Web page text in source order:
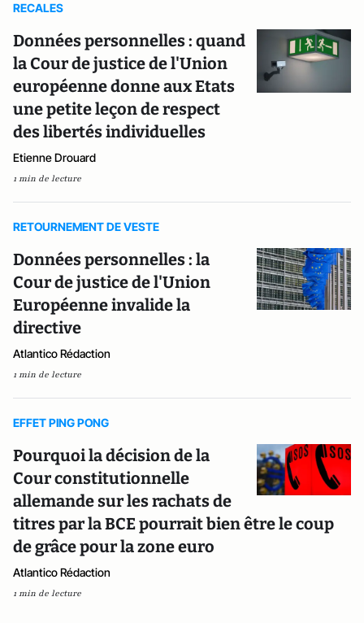
RECALES
Données personnelles : quand
la Cour de justice de l'Union
européenne donne aux Etats
une petite leçon de respect
des libertés individuelles
Etienne Drouard
1 min de lecture
RETOURNEMENT DE VESTE
Données personnelles : la
Cour de justice de l'Union
Européenne invalide la
directive
Atlantico Rédaction
1 min de lecture
EFFET PING PONG
Pourquoi la décision de la
Cour constitutionnelle
allemande sur les rachats de
titres par la BCE pourrait bien être le coup
de grâce pour la zone euro
Atlantico Rédaction
1 min de lecture